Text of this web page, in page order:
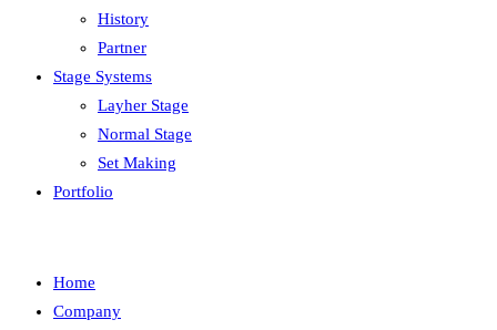
History
Partner
Stage Systems
Layher Stage
Normal Stage
Set Making
Portfolio
Home
Company